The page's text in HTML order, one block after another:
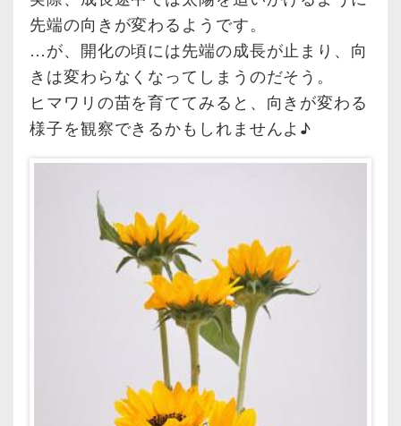
先端の向きが変わるようです。
…が、開化の頃には先端の成長が止まり、向
きは変わらなくなってしまうのだそう。
ヒマワリの苗を育ててみると、向きが変わる
様子を観察できるかもしれませんよ♪